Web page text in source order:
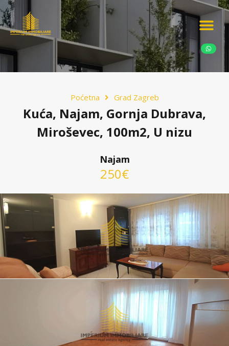
Poćetna Grad Zagreb
Kuća, Najam, Gornja Dubrava,
Miroševec, 100m2, U nizu
Najam
250€